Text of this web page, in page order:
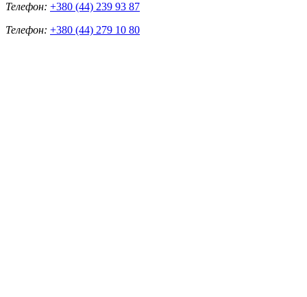
Телефон: +380 (44) 239 93 87
Телефон: +380 (44) 279 10 80